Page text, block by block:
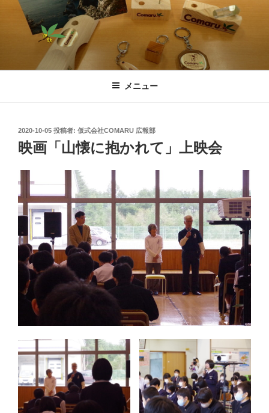
仮式会社COMARU
メニュー
投
稿
日:
2020-10-05 投稿者: 仮式会社COMARU 広報部
映画「山懐に抱かれて」上映会